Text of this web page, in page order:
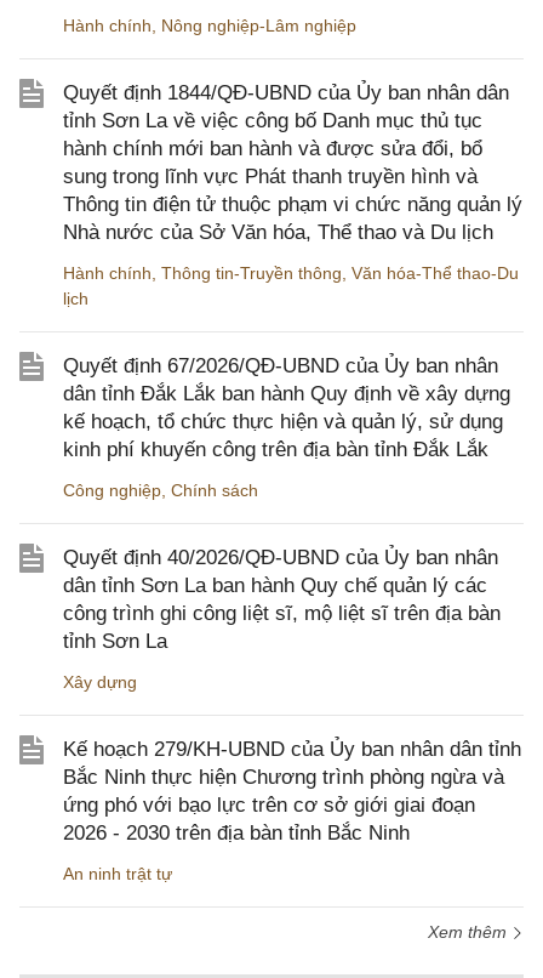
Hành chính Nông nghiệp-Lâm nghiệp
Quyết định 1844/QĐ-UBND của Ủy ban nhân dân
tỉnh Sơn La về việc công bố Danh mục thủ tục
hành chính mới ban hành và được sửa đổi, bổ
sung trong lĩnh vực Phát thanh truyền hình và
Thông tin điện tử thuộc phạm vi chức năng quản lý
Nhà nước của Sở Văn hóa, Thể thao và Du lịch
Hành chính Thông tin-Truyền thông Văn hóa-Thể thao-Du
lịch
Quyết định 67/2026/QĐ-UBND của Ủy ban nhân
dân tỉnh Đắk Lắk ban hành Quy định về xây dựng
kế hoạch, tổ chức thực hiện và quản lý, sử dụng
kinh phí khuyến công trên địa bàn tỉnh Đắk Lắk
Công nghiệp Chính sách
Quyết định 40/2026/QĐ-UBND của Ủy ban nhân
dân tỉnh Sơn La ban hành Quy chế quản lý các
công trình ghi công liệt sĩ, mộ liệt sĩ trên địa bàn
tỉnh Sơn La
Xây dựng
Kế hoạch 279/KH-UBND của Ủy ban nhân dân tỉnh
Bắc Ninh thực hiện Chương trình phòng ngừa và
ứng phó với bạo lực trên cơ sở giới giai đoạn
2026 - 2030 trên địa bàn tỉnh Bắc Ninh
An ninh trật tự
Xem thêm